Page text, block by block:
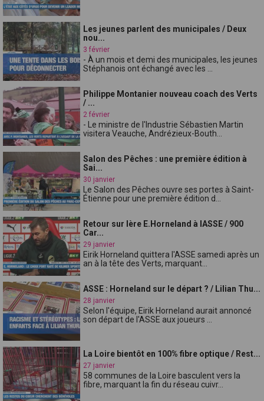
Les jeunes parlent des municipales / Deux
nou...
3 février
- À un mois et demi des municipales, les jeunes
Stéphanois ont échangé avec les ...
Philippe Montanier nouveau coach des Verts
/ ...
2 février
- Le ministre de l'Industrie Sébastien Martin
visitera Veauche, Andrézieux-Bouth...
Salon des Pêches : une première édition à
Sai...
30 janvier
Le Salon des Pêches ouvre ses portes à Saint-
Étienne pour une première édition d...
Retour sur lère E.Horneland à lASSE / 900
Car...
29 janvier
Eirik Horneland quittera l'ASSE samedi après un
an à la tête des Verts, marquant...
ASSE : Horneland sur le départ ? / Lilian Thu...
28 janvier
Selon l'équipe, Eirik Horneland aurait annoncé
son départ de l'ASSE aux joueurs ...
La Loire bientôt en 100% fibre optique / Rest...
27 janvier
58 communes de la Loire basculent vers la
fibre, marquant la fin du réseau cuivr...